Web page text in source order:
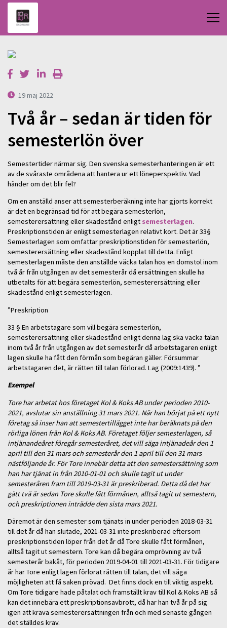
19 maj 2022
Två år – sedan är tiden för
semesterlön över
Semestertider närmar sig. Den svenska semesterhanteringen är ett
av de svåraste områdena att hantera ur ett löneperspektiv. Vad
händer om det blir fel?
Om en anställd anser att semesterberäkning inte har gjorts korrekt
är det en begränsad tid för att begära semesterlön,
semesterersättning eller skadestånd enligt semesterlagen.
Preskriptionstiden är enligt semesterlagen relativt kort. Det är 33§
Semesterlagen som omfattar preskriptionstiden för semesterlön,
semesterersättning eller skadestånd kopplat till detta. Enligt
semesterlagen måste den anställde väcka talan hos en domstol inom
två år från utgången av det semesterår då ersättningen skulle ha
utbetalts för att begära semesterlön, semesterersättning eller
skadestånd enligt semesterlagen.
”Preskription
33 § En arbetstagare som vill begära semesterlön,
semesterersättning eller skadestånd enligt denna lag ska väcka talan
inom två år från utgången av det semesterår då arbetstagaren enligt
lagen skulle ha fått den förmån som begäran gäller. Försummar
arbetstagaren det, är rätten till talan förlorad. Lag (2009:1439). ”
Exempel
Tore har arbetat hos företaget Kol & Koks AB under perioden 2010-
2021, avslutar sin anställning 31 mars 2021. När han börjat på ett nytt
företag så inser han att semestertillägget inte har beräknats på den
rörliga lönen från Kol & Koks AB. Företaget följer semesterlagen, så
intjänandeåret föregår semesteråret, det vill säga intjänadeår den 1
april till den 31 mars och semesterår den 1 april till den 31 mars
nästföljande år. För Tore innebär detta att den semestersättning som
han har tjänat in från 2010-01-01 och skulle tagit ut under
semesteråren fram till 2019-03-31 är preskriberad. Detta då det har
gått två år sedan Tore skulle fått förmånen, alltså tagit ut semestern,
och preskriptionen inträdde den sista mars 2021.
Däremot är den semester som tjänats in under perioden 2018-03-31
till det år då han slutade, 2021-03-31 inte preskriberad eftersom
preskriptionstiden löper från det år då Tore skulle fått förmånen,
alltså tagit ut semestern. Tore kan då begära omprövning av två
semesterår bakåt, för perioden 2019-04-01 till 2021-03-31. För tidigare
år har Tore enligt lagen förlorat rätten till talan, det vill säga
möjligheten att få saken prövad. Det finns dock en till viktig aspekt.
Om Tore tidigare hade påtalat och framställt krav till Kol & Koks AB så
kan det innebära ett preskriptionsavbrott, då har han två år på sig
igen att kräva semesterersättningen från och med senaste gången
det ställdes krav.